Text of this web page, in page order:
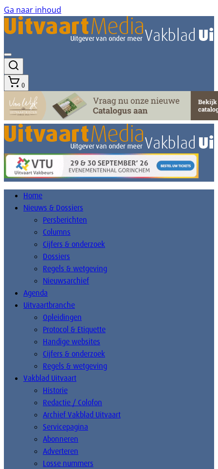
Ga naar inhoud
0
Home
Nieuws & Dossiers
Persberichten
Columns
Cijfers & onderzoek
Dossiers
Regels & wetgeving
Nieuwsarchief
Agenda
Uitvaartbranche
Opleidingen
Protocol & Etiquette
Handige websites
Cijfers & onderzoek
Regels & wetgeving
Vakblad Uitvaart
Historie
Redactie / Colofon
Archief Vakblad Uitvaart
Servicepagina
Abonneren
Adverteren
Losse nummers